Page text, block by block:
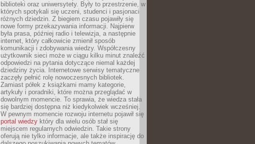
biblioteki oraz uniwersytety. Były to przestrzenie, w
których spotykali się uczeni, studenci i pasjonaci
różnych dziedzin. Z biegiem czasu pojawiły się
nowe formy przekazywania informacji. Najpierw
była prasa, później radio i telewizja, a następnie
internet, który całkowicie zmienił sposób
komunikacji i zdobywania wiedzy. Współczesny
użytkownik sieci może w ciągu kilku minut znaleźć
odpowiedzi na pytania dotyczące niemal każdej
dziedziny życia. Internetowe serwisy tematyczne
zaczęły pełnić rolę nowoczesnych bibliotek.
Zamiast półek z książkami mamy kategorie,
artykuły i poradniki, które można przeglądać w
dowolnym momencie. To sprawia, że wiedza stała
się bardziej dostępna niż kiedykolwiek wcześniej.
W pewnym momencie rozwoju internetu pojawił się
portal wiedzy który dla wielu osób stał się
miejscem regularnych odwiedzin. Takie strony
oferują nie tylko informacje, ale także inspirację do